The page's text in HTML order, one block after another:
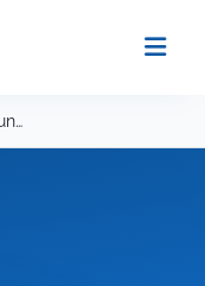
Effektive Aktenführung in der Kommunalverwaltung sowie in kommunalen...